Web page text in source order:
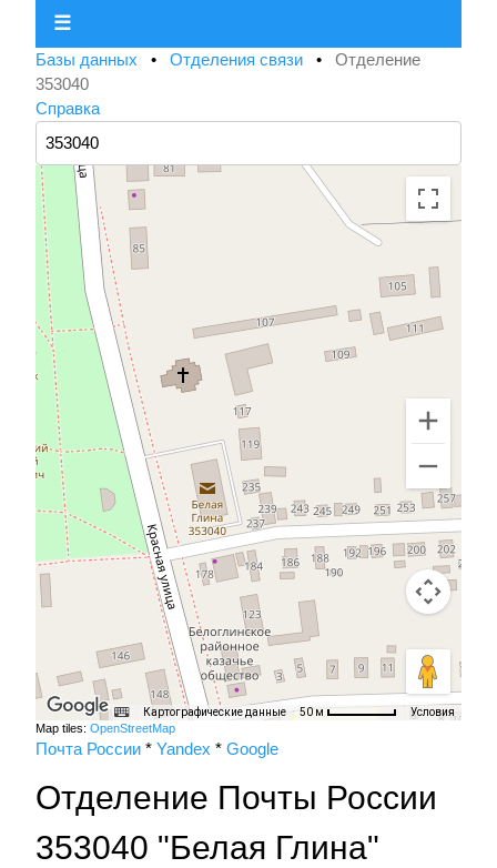
☰
Базы данных • Отделения связи • Отделение
353040
Справка
Картографические данные 50 м Условия
Map tiles: OpenStreetMap
Почта России * Yandex * Google
Отделение Почты России
353040 "Белая Глина"